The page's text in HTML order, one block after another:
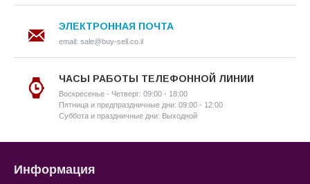
ЭЛЕКТРОННАЯ ПОЧТА
email: sale@buy-sell.co.il
ЧАСЫ РАБОТЫ ТЕЛЕФОННОЙ ЛИНИИ
Воскресенье - Четверг: 09:00 - 18:00
Пятница и предпраздничные дни: 09:00 - 12:00
Суббота и праздничные дни: Выходной
Информация